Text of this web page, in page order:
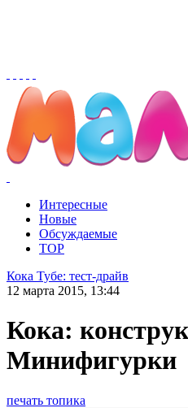
Интересные
Новые
Обсуждаемые
TOP
Кока Тубе: тест-драйв
12 марта 2015, 13:44
Кока:
Минифигурки
печать топика